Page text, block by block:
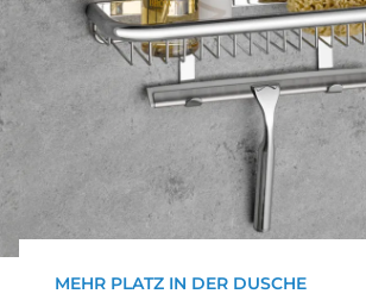
MEHR PLATZ IN DER DUSCHE